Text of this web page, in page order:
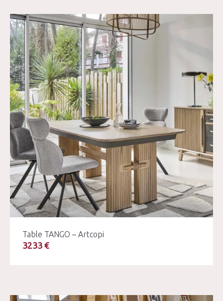
Table TANGO – Artcopi
3233 €